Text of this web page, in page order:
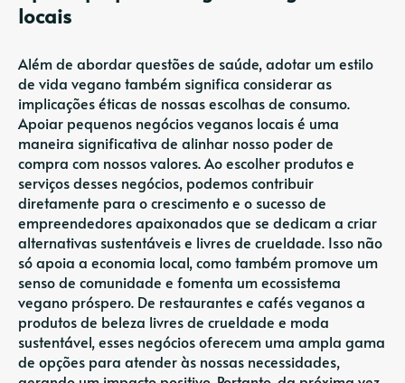
locais
Além de abordar questões de saúde, adotar um estilo
de vida vegano também significa considerar as
implicações éticas de nossas escolhas de consumo.
Apoiar pequenos negócios veganos locais é uma
maneira significativa de alinhar nosso poder de
compra com nossos valores. Ao escolher produtos e
serviços desses negócios, podemos contribuir
diretamente para o crescimento e o sucesso de
empreendedores apaixonados que se dedicam a criar
alternativas sustentáveis ​​e livres de crueldade. Isso não
só apoia a economia local, como também promove um
senso de comunidade e fomenta um ecossistema
vegano próspero. De restaurantes e cafés veganos a
produtos de beleza livres de crueldade e moda
sustentável, esses negócios oferecem uma ampla gama
de opções para atender às nossas necessidades,